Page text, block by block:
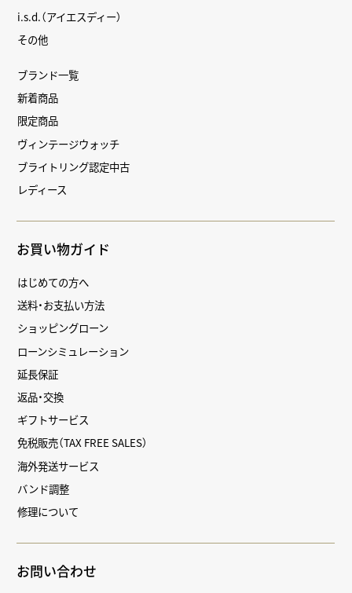
i.s.d.（アイエスディー）
その他
ブランド一覧
新着商品
限定商品
ヴィンテージウォッチ
ブライトリング認定中古
レディース
お買い物ガイド
はじめての方へ
送料・お支払い方法
ショッピングローン
ローンシミュレーション
延長保証
返品・交換
ギフトサービス
免税販売（TAX FREE SALES）
海外発送サービス
バンド調整
修理について
お問い合わせ